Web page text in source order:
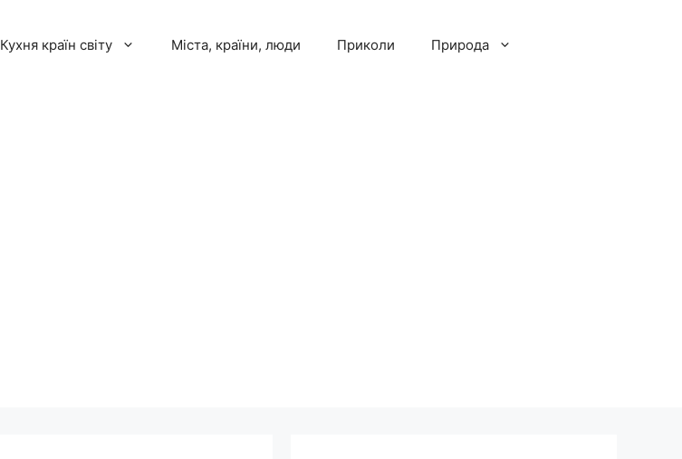
Кухня країн світу Міста, країни, люди Приколи Природа